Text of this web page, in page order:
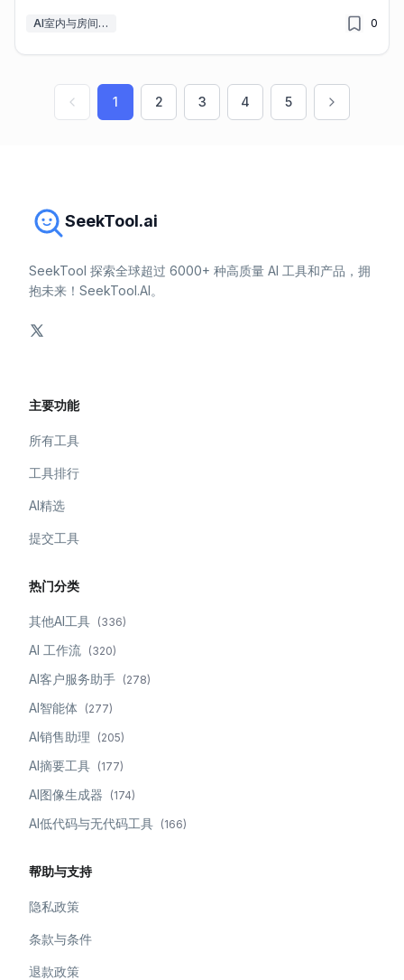
AI室内与房间设计 0
1 2 3 4 5
SeekTool.ai
SeekTool 探索全球超过 6000+ 种高质量 AI 工具和产品，拥
抱未来！SeekTool.AI。
主要功能
所有工具
工具排行
AI精选
提交工具
热门分类
其他AI工具 (336)
AI 工作流 (320)
AI客户服务助手 (278)
AI智能体 (277)
AI销售助理 (205)
AI摘要工具 (177)
AI图像生成器 (174)
AI低代码与无代码工具 (166)
帮助与支持
隐私政策
条款与条件
退款政策